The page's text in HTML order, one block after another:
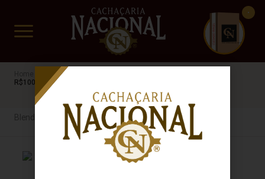
www.cachacarianacional.com.br
CUIDADO FRÁGIL
Cachaça
R$100 a R$200
Blend de Madeiras